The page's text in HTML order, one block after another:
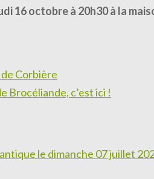
16 octobre à 20h30 à la
Corbière
Brocéliande, c’est ici !